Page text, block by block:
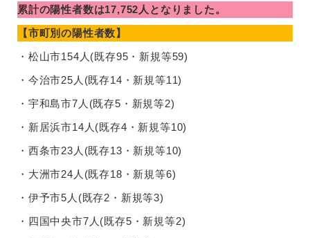
累計の陽性者数は17,752人となりました。
【市町別の陽性者数】
・松山市154人(既存95・新規等59)
・今治市25人(既存14・新規等11)
・宇和島市7人(既存5・新規等2)
・新居浜市14人(既存4・新規等10)
・西条市23人(既存13・新規等10)
・大洲市24人(既存18・新規等6)
・伊予市5人(既存2・新規等3)
・四国中央市7人(既存5・新規等2)